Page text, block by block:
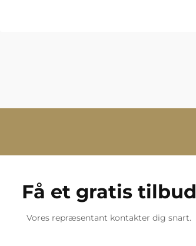
Få et gratis tilbud
Vores repræsentant kontakter dig snart.